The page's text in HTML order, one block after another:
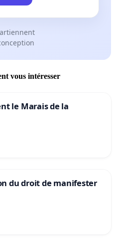
vous intéresser
le Marais de la
du droit de manifester